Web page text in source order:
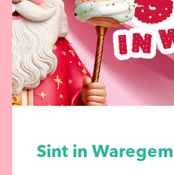
Sint in Waregem